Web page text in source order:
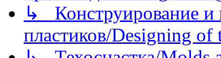
↳ Конструирование и
пластиков/Designing of